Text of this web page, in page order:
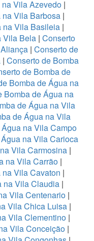
Vila Azevedo|
Vila Barbosa |
na Vila Basileia |
Vila Bela | Conserto
| Conserto de
| Conserto de Bomba
de Bomba de
Bomba de Água na
Bomba de Água na
de Água na Vila
de Água na Vila
na Vila Campo
na Vila Carioca
Vila Carmosina |
na Vila Carrão|
Vila Cavaton |
na Vila Claudia |
Vila Centenario|
Vila Chica Luisa |
Vila Clementino |
Vila Conceição|